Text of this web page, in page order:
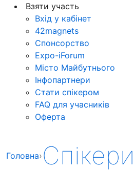
Взяти участь
Вхід у кабінет
42magnets
Спонсорство
Expo-iForum
Місто Майбутнього
Інфопартнери
Стати спікером
FAQ для учасників
Оферта
Головна› Спікери